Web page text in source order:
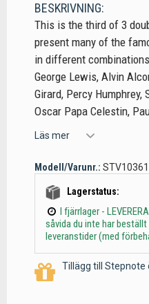
BESKRIVNING:
This is the third of 3
present many of the
in different
George Lewis, Alvin
Girard, Percy Humphrey,
Oscar Papa Celestin,
Läs mer
Modell/Varunr.:
Lagerstatus:
I fjärrlager -
såvida du inte har beställt
leveranstider (med
Tillägg till Stepnote